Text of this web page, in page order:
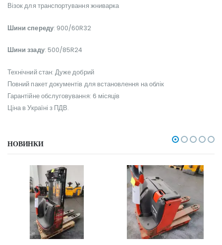
Візок для транспортування жниварка
Шини спереду: 900/60R32
Шини ззаду: 500/85R24
Технічний стан: Дуже добрий
Повний пакет документів для встановлення на облік
Гарантійне обслуговування: 6 місяців
Ціна в Україні з ПДВ.
НОВИНКИ